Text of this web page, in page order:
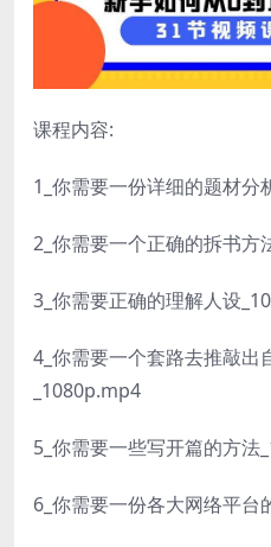
课程内容:
1_你需要一份详细的题材分
2_你需要一个正确的拆书方
3_你需要正确的理解人设
4_你需要一个套路去推敲出
_1080p.mp4
5_你需要一些写开篇的方法
6_你需要一份各大网络平